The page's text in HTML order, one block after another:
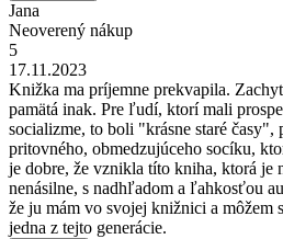
Jana
Neoverený nákup
5
17.11.2023
Knižka ma príjemne prekvapila.
pamätá inak. Pre ľudí, ktorí mali
socializme, to boli "krásne staré časy",
pritovného, obmedzujúceho socíku,
je dobre, že vznikla títo kniha, ktorá je
nenásilne, s nadhľadom a ľahkosťou
že ju mám vo svojej knižnici a môžem
jedna z tejto generácie.